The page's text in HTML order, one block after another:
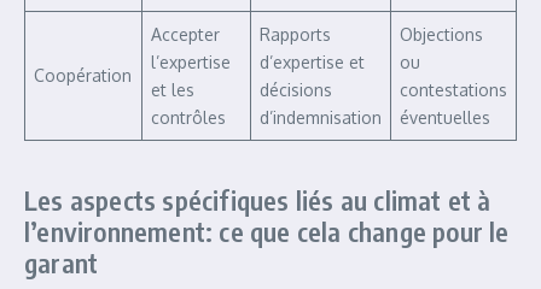
Coopération
Accepter
l’expertise
et les
contrôles
Rapports
d’expertise et
décisions
d’indemnisation
Objections
ou
contestations
éventuelles
Les aspects spécifiques liés au climat et à
l’environnement: ce que cela change pour le
garant